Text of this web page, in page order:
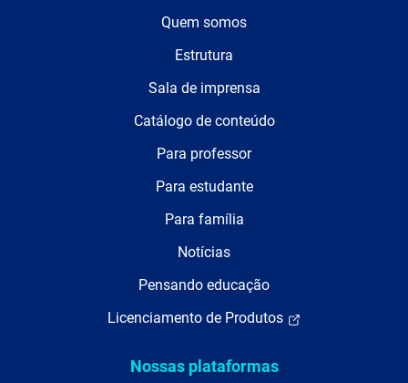
Quem somos
Estrutura
Sala de imprensa
Catálogo de conteúdo
Para professor
Para estudante
Para família
Notícias
Pensando educação
Licenciamento de Produtos
Nossas plataformas